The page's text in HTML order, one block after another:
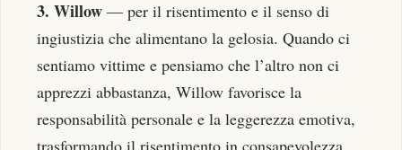
3. Willow — per il risentimento e il senso di
ingiustizia che alimentano la gelosia. Quando ci
sentiamo vittime e pensiamo che l’altro non ci
apprezzi abbastanza, Willow favorisce la
responsabilità personale e la leggerezza emotiva,